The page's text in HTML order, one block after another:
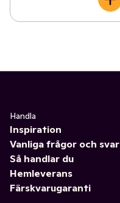
Handla
Inspiration
Vanliga frågor och svar
Så handlar du
Hemleverans
Färskvarugaranti